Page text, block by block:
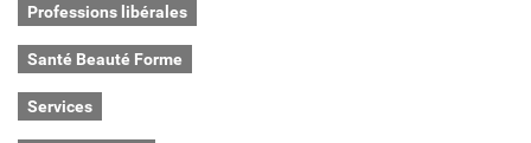
Professions libérales
Santé Beauté Forme
Services